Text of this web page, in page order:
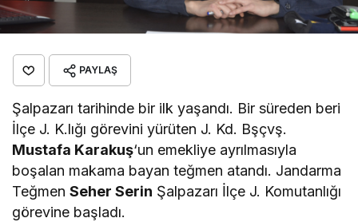
PAYLAŞ
Şalpazarı tarihinde bir ilk yaşandı. Bir süreden beri
İlçe J. K.lığı görevini yürüten J. Kd. Bşçvş.
Mustafa Karakuş‘un emekliye ayrılmasıyla
boşalan makama bayan teğmen atandı. Jandarma
TeğmenSeher Serin Şalpazarı İlçe J. Komutanlığı
görevine başladı.